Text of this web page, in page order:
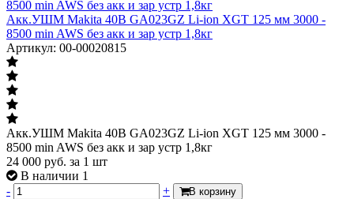
Акк.УШМ Makita 40В GA023GZ Li-ion XGT 125 мм 3000 -
8500 min AWS без акк и зар устр 1,8кг
Артикул: 00-00020815
Акк.УШМ Makita 40В GA023GZ Li-ion XGT 125 мм 3000 -
8500 min AWS без акк и зар устр 1,8кг
24 000 руб. за 1 шт
В наличии 1
-
+ В корзину